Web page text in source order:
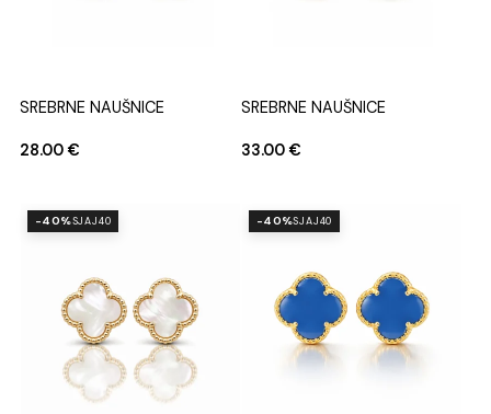
SREBRNE NAUŠNICE
28.00€
SREBRNE NAUŠNICE
33.00€
-40%SJAJ40 -40%SJAJ40